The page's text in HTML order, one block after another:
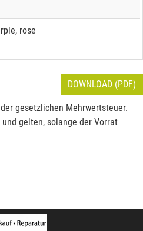
rose
DOWNLOAD (PDF)
gesetzlichen Mehrwertsteuer.
gelten, solange der Vorrat